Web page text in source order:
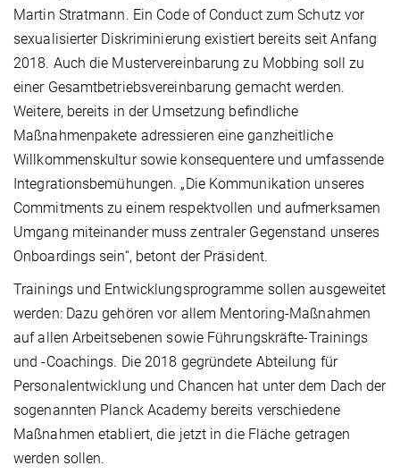
Martin Stratmann. Ein Code of Conduct zum Schutz vor
sexualisierter Diskriminierung existiert bereits seit Anfang
2018. Auch die Mustervereinbarung zu Mobbing soll zu
einer Gesamtbetriebsvereinbarung gemacht werden.
Weitere, bereits in der Umsetzung befindliche
Maßnahmenpakete adressieren eine ganzheitliche
Willkommenskultur sowie konsequentere und umfassende
Integrationsbemühungen. „Die Kommunikation unseres
Commitments zu einem respektvollen und aufmerksamen
Umgang miteinander muss zentraler Gegenstand unseres
Onboardings sein“, betont der Präsident.
Trainings und Entwicklungsprogramme sollen ausgeweitet
werden: Dazu gehören vor allem Mentoring-Maßnahmen
auf allen Arbeitsebenen sowie Führungskräfte-Trainings
und -Coachings. Die 2018 gegründete Abteilung für
Personalentwicklung und Chancen hat unter dem Dach der
sogenannten Planck Academy bereits verschiedene
Maßnahmen etabliert, die jetzt in die Fläche getragen
werden sollen.